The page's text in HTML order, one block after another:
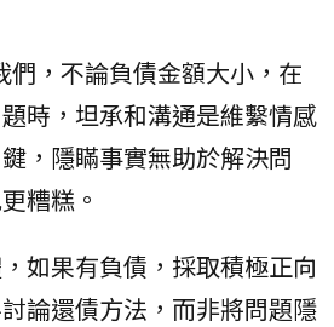
們，不論負債金額大小，在
時，坦承和溝通是維繫情感
，隱瞞事實無助於解決問
糟糕。
如果有負債，採取積極正向
論還債方法，而非將問題隱